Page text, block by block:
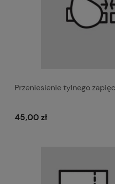
Przeniesienie tylnego
45,00 zł